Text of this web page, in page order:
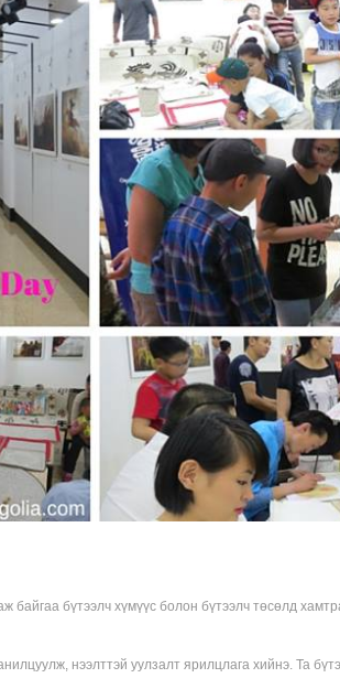
байгаа бүтээлч хүмүүс болон бүтээлч төсөлд
нээлттэй уулзалт ярилцлага хийнэ. Та